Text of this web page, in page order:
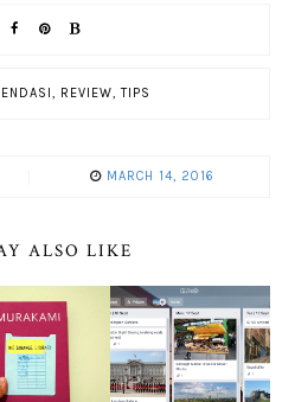
, REVIEW,TIPS
MARCH 14, 2016
ALSO LIKE